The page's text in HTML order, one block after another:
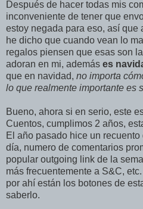
Después de hacer todas mis
inconveniente de tener que
estoy negada para eso, así
he dicho que cuando vean lo
regalos piensen que esas son
adoran en mi, además es
que en navidad, no importa
lo que realmente importante es
Bueno, ahora si en serio, este
Cuentos, cumplimos 2 años,
El año pasado hice un
día, numero de comentarios
popular outgoing link de la
más frecuentemente a S&C,
por ahí están los botones de
saberlo.